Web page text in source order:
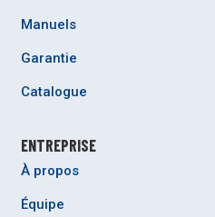
Manuels
Garantie
Catalogue
ENTREPRISE
À propos
Équipe